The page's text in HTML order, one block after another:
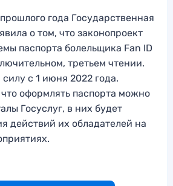
года Государственная
о том, что законопроект
паспорта болельщика Fan ID
третьем чтении.
силу с 1 июня 2022 года.
оформлять паспорта можно
Госуслуг, в них будет
действий их обладателей на